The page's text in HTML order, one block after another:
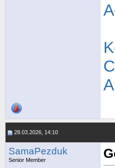
28.03.2026, 14:10
SamaPezduk
Senior Member